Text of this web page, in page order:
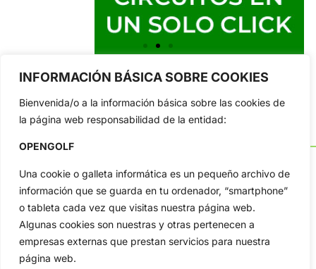
INFORMACIÓN BÁSICA SOBRE COOKIES
Bienvenida/o a la información básica sobre las cookies de
la página web responsabilidad de la entidad:
OPENGOLF
Una cookie o galleta informática es un pequeño archivo de
información que se guarda en tu ordenador, “smartphone”
o tableta cada vez que visitas nuestra página web.
Algunas cookies son nuestras y otras pertenecen a
empresas externas que prestan servicios para nuestra
página web.
OpenGolf ofrece toda la actualidad, información del golf
profesional y amateur, resultados en directo, vídeos, noticias,
Jon Rahm, LIV Golf, PGA Tour, Ryder Cup, DP World Tour, LPGA
Tour...